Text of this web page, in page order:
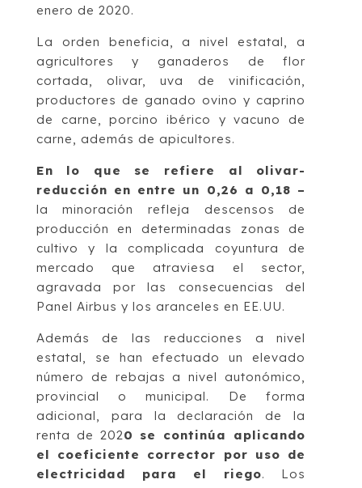
enero de 2020.
La orden beneficia, a nivel estatal, a
agricultores y ganaderos de flor
cortada, olivar, uva de vinificación,
productores de ganado ovino y caprino
de carne, porcino ibérico y vacuno de
carne, además de apicultores.
En lo que se refiere al olivar-
reducción en entre un 0,26 a 0,18 –
la minoración refleja descensos de
producción en determinadas zonas de
cultivo y la complicada coyuntura de
mercado que atraviesa el sector,
agravada por las consecuencias del
Panel Airbus y los aranceles en EE.UU.
Además de las reducciones a nivel
estatal, se han efectuado un elevado
número de rebajas a nivel autonómico,
provincial o municipal. De forma
adicional, para la declaración de la
renta de 2020 se continúa aplicando
el coeficiente corrector por uso de
electricidad para el riego. Los